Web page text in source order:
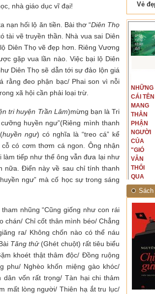
nhà giáo dục vĩ đại!
nạn hối lộ ăn tiền. Bài thơ “Diên Thọ
tài vẽ truyền thần. Nhà vua sai Diên
Diên Thọ vẽ đẹp hơn. Riêng Vương
gặp vua lần nào. Việc bại lộ Diên
Diên Thọ sẽ dẫn tới sự đảo lộn giá
rằng đeo phận bạc/ Phai son vì nỗi
xã hội cần phải loại trừ.
tri huyện Trần Lâm)mừng bạn là Tri
huyền ngư”(Riêng mình thanh
huyền ngư) có nghĩa là “treo cá” kể
có cơm thơm cá ngon. Ông nhận
tiếp như thế ông vẫn đưa lại như
nữa. Điển này về sau chỉ tính thanh
ngư” mà cố học sự trong sáng
nhũng “Cũng giống như con rái
chán/ Chỉ cốt thân mình béo/ Chẳng
ra/ Không chốn nào có thể náu
Tăng thử (Ghét chuột) rất tiêu biểu
khoét thật thâm độc/ Đồng ruộng
phu/ Nghèo khốn miệng gào khóc/
vốn rất trọng/ Tàn hại chi thảm
mất lòng người/ Thiên hạ ắt tru lục/
Lẫm liệt Hải Vân quan
Là người đi dọc biên giới phía
Bắc, tôi có thế mạnh khi hình
dung, mở ra không gian của giai
ANH)
NHỮNG
CÁI TÊN
MANG
THÂN
PHẬN
NGƯỜI
CỦA
"GIÓ
VẪN
THỔI
QUA
RỪNG
NHIỆT
ĐỚI"